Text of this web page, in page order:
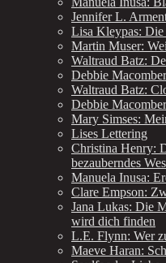
Jennifer L.
Lisa Kleypas:
Martin Muser:
Waltraud Batz:
Debbie
Waltraud Batz:
Debbie
Mary Simses:
Lises Lettering
Christina Henry:
bezauberndes
Manuela Inusa:
Clare Empson:
Jana Lukas: Die
wird dich finden
L.E. Flynn: Wer
Maeve Haran: